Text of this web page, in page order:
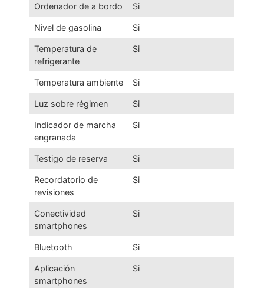
Ordenador de a bordo Si
Nivel de gasolina Si
Temperatura de
refrigerante
Si
Temperatura ambiente Si
Luz sobre régimen Si
Indicador de marcha
engranada
Si
Testigo de reserva Si
Recordatorio de
revisiones
Si
Conectividad
smartphones
Si
Bluetooth Si
Aplicación
smartphones
Si